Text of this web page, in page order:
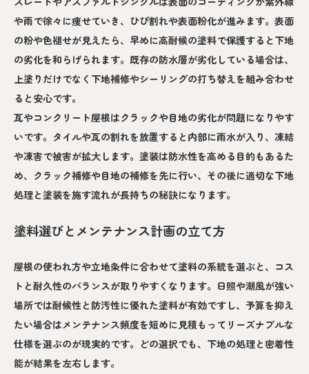
や雨で徐々に痩せていき、ひび割れや表面粉化が進みます。表面
の粉や色褪せが見えたら、早めに高耐候の塗料で保護すると下地
の劣化を和らげられます。既存の防水層が劣化している場合は、
上塗りだけでなく下地補修やシーリングの打ち替えを組み合わせ
ると安心です。
瓦やコンクリート屋根はクラックや目地の劣化が問題になりやす
いです。タイルや瓦の割れを放置すると内部に雨水が入り、凍結
や凍害で被害が拡大します。塗装は防水性を高める目的もあるた
め、クラック補修や目地の補修を先に行い、その後に適切な下地
処理と塗装を施す流れが長持ちの秘訣になります。
塗料選びとメンテナンス計画の立て方
屋根の使われ方や立地条件に合わせて塗料の系統を選ぶと、コス
トと耐久性のバランスが取りやすくなります。日照や潮風が強い
場所では耐候性と防汚性に優れた塗料が有効ですし、予算を抑え
たい場合はメンテナンス頻度を短めに見積もってリーズナブルな
仕様を選ぶのが現実的です。どの選択でも、下地の処理と密着性
能が結果を左右します。